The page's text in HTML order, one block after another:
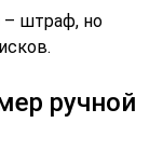
– штраф, но
ручной